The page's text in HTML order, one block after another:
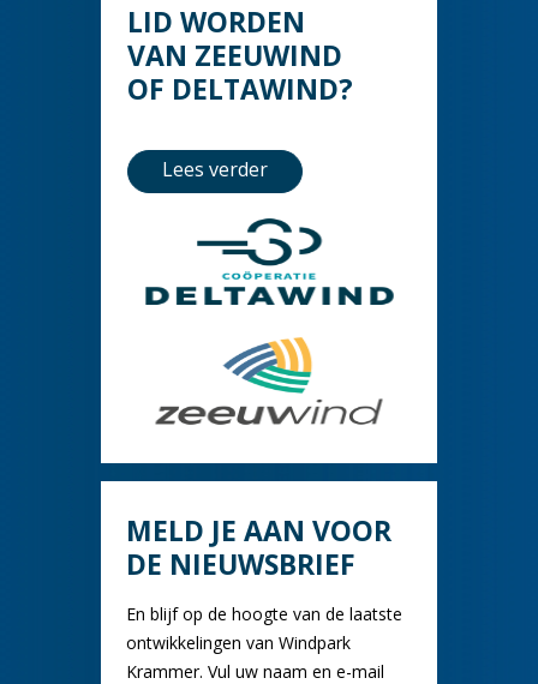
LID WORDEN
VAN ZEEUWIND
OF DELTAWIND?
Lees verder
MELD JE AAN VOOR
DE NIEUWSBRIEF
En blijf op de hoogte van de laatste
ontwikkelingen van Windpark
Krammer. Vul uw naam en e-mail